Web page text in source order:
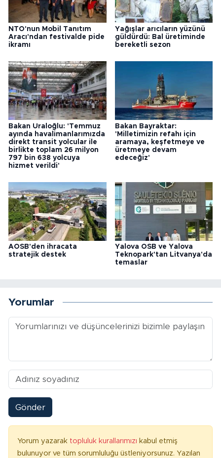
NTO'nun Mobil Tanıtım
Aracı'ndan festivalde pide
ikramı
Yağışlar arıcıların yüzünü
güldürdü: Bal üretiminde
bereketli sezon
Bakan Uraloğlu: 'Temmuz
ayında havalimanlarımızda
direkt transit yolcular ile
birlikte toplam 26 milyon
797 bin 638 yolcuya
hizmet verildi'
Bakan Bayraktar:
'Milletimizin refahı için
aramaya, keşfetmeye ve
üretmeye devam
edeceğiz'
AOSB'den ihracata
stratejik destek
Yalova OSB ve Yalova
Teknopark'tan Litvanya'da
temaslar
Yorumlar
Gönder
Yorum yazarak topluluk kurallarımızı kabul etmiş
bulunuyor ve tüm sorumluluğu üstleniyorsunuz. Yazılan